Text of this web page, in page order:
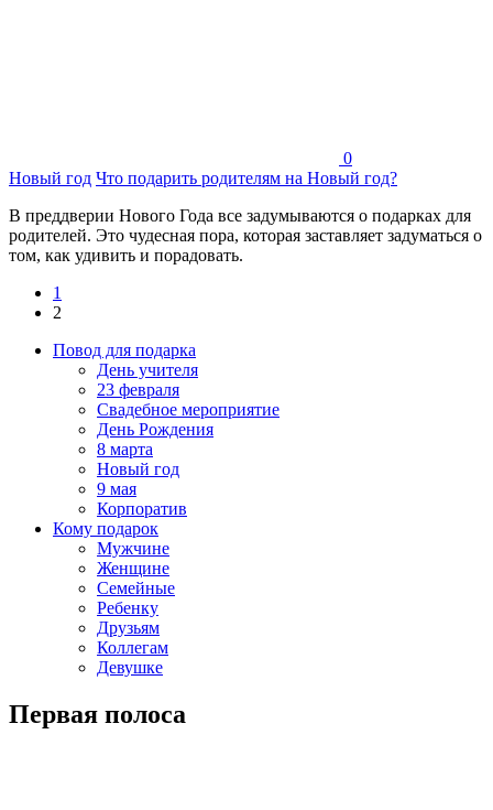
0
Новый год Что подарить родителям на Новый год?
В преддверии Нового Года все задумываются о подарках для
родителей. Это чудесная пора, которая заставляет задуматься о
том, как удивить и порадовать.
1
2
Повод для подарка
День учителя
23 февраля
Свадебное мероприятие
День Рождения
8 марта
Новый год
9 мая
Корпоратив
Кому подарок
Мужчине
Женщине
Семейные
Ребенку
Друзьям
Коллегам
Девушке
Первая полоса